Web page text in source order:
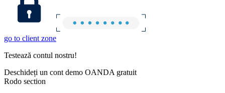
go to client zone
Testează contul nostru!
Deschideți un cont demo OANDA gratuit
Rodo section